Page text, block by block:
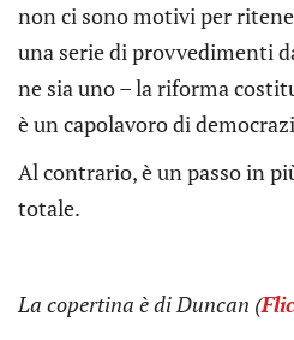
non ci sono motivi per
una serie di provvedimenti
ne sia uno – la riforma
è un capolavoro di
Al contrario, è un passo in
totale.
La copertina èdi Duncan (